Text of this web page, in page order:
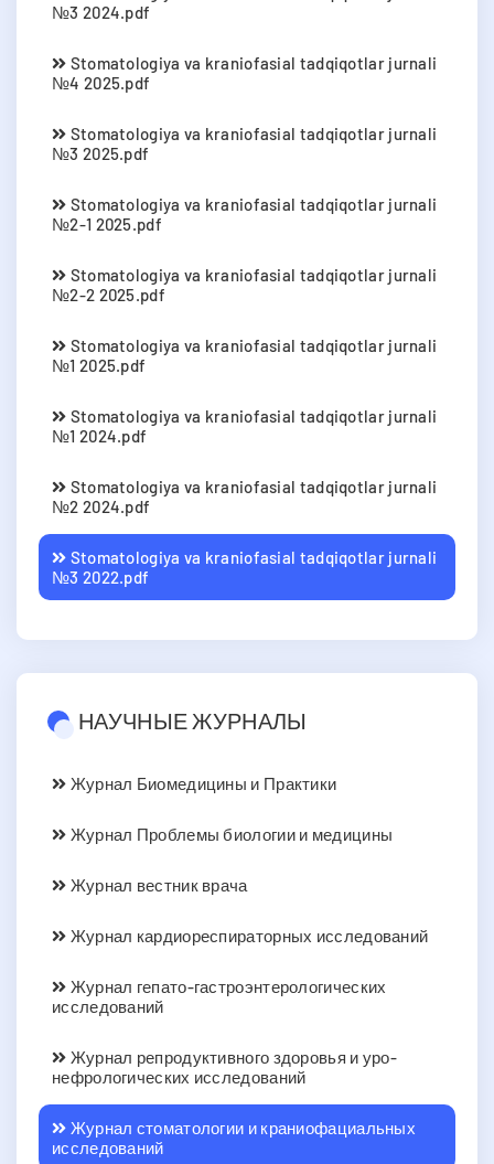
№3 2024.pdf
Stomatologiya va kraniofasial tadqiqotlar jurnali
№4 2025.pdf
Stomatologiya va kraniofasial tadqiqotlar jurnali
№3 2025.pdf
Stomatologiya va kraniofasial tadqiqotlar jurnali
№2-1 2025.pdf
Stomatologiya va kraniofasial tadqiqotlar jurnali
№2-2 2025.pdf
Stomatologiya va kraniofasial tadqiqotlar jurnali
№1 2025.pdf
Stomatologiya va kraniofasial tadqiqotlar jurnali
№1 2024.pdf
Stomatologiya va kraniofasial tadqiqotlar jurnali
№2 2024.pdf
Stomatologiya va kraniofasial tadqiqotlar jurnali
№3 2022.pdf
НАУЧНЫЕ ЖУРНАЛЫ
Журнал Биомедицины и Практики
Журнал Проблемы биологии и медицины
Журнал вестник врача
Журнал кардиореспираторных исследований
Журнал гепато-гастроэнтерологических
исследований
Журнал репродуктивного здоровья и уро-
нефрологических исследований
Журнал стоматологии и краниофациальных
исследований